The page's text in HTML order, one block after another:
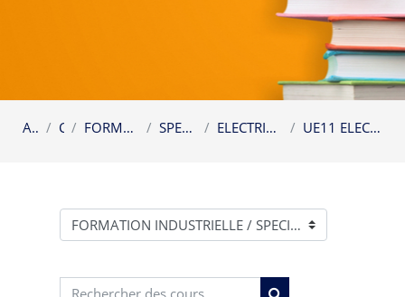
Accueil Cours FORMATION INDUSTRIELLE SPECIALITE LICENCE ELECTRICITE BATIMENT LICENCE UE11 ELECTRICITE BATIMENT LICENCE
Catégories de cours
Rechercher des cours